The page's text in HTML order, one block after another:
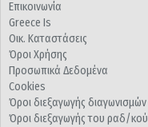
Επικοινωνία
Greece Is
Οικ. Καταστάσεις
Όροι Χρήσης
Προσωπικά Δεδομένα
Cookies
Όροι διεξαγωγής διαγωνισμών
Όροι διεξαγωγής του ραδ/κού